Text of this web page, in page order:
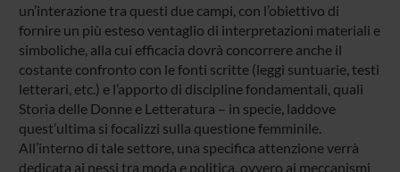
un’interazione tra questi due campi, con l’obiettivo di
fornire un più esteso ventaglio di interpretazioni materiali e
simboliche, alla cui efficacia dovrà concorrere anche il
costante confronto con le fonti scritte (leggi suntuarie, testi
letterari, etc.) e l’apporto di discipline fondamentali, quali
Storia delle Donne e Letteratura – in specie, laddove
quest’ultima si focalizzi sulla questione femminile.
All’interno di tale settore, una specifica attenzione verrà
dedicata ai nessi tra moda e politica, ovvero ai meccanismi